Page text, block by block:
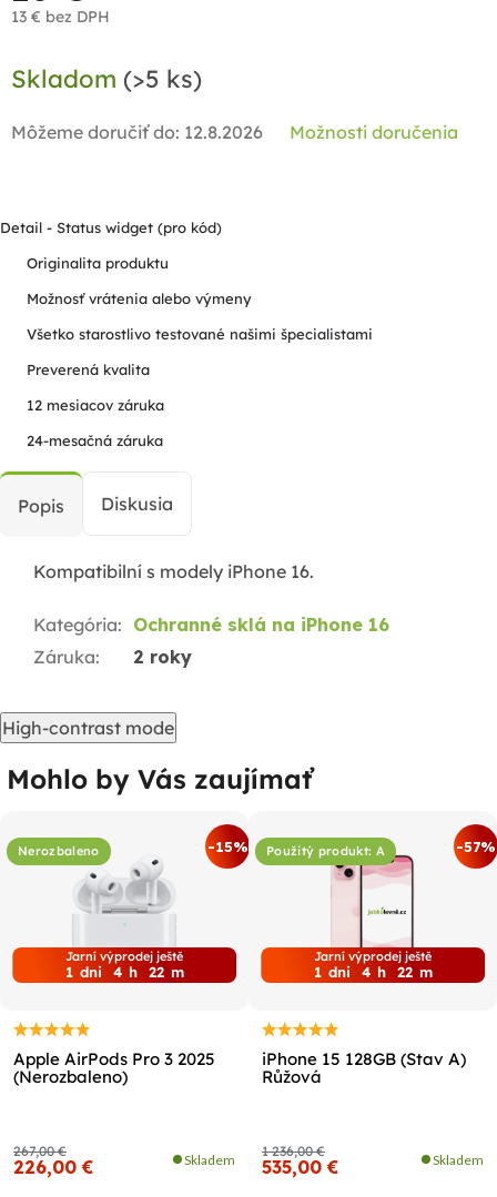
13 € bez DPH
cena:
Skladom (>5 ks)
Môžeme doručiť do: 12.8.2026 Možnosti doručenia
Detail - Status widget (pro kód)
Originalita produktu
Možnosť vrátenia alebo výmeny
Všetko starostlivo testované našimi špecialistami
Preverená kvalita
12 mesiacov záruka
24-mesačná záruka
Popis Diskusia
Kompatibilní s modely iPhone 16.
Kategória: Ochranné sklá na iPhone 16
Záruka: 2 roky
High-contrast mode
Mohlo by Vás zaujímať
Nerozbaleno -15%
Jarní výprodej ještě
1 dni 4 h 22 m
Apple AirPods Pro 3 2025
(Nerozbaleno)
267,00 €
226,00 € Skladem
Použitý produkt: A -57%
Jarní výprodej ještě
1 dni 4 h 22 m
iPhone 15 128GB (Stav A)
Růžová
1 236,00 €
535,00 € Skladem